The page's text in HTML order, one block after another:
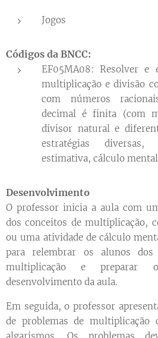
Jogos
Códigos da BNCC:
EF05MA08: Resolver e
multiplicação e divisão
com números
decimal é finita (com
divisor natural e
estratégias
estimativa, cálculo
Desenvolvimento
O professor inicia a aula com
dos conceitos de multiplicação,
ou uma atividade de cálculo
para relembrar os alunos dos
multiplicação e
desenvolvimento da aula.
Em seguida, o professor
de problemas de multiplicação
algarismos. Os problemas